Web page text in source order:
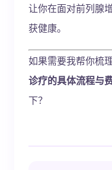
让你在面对前列腺
获健康。
如果需要我帮你梳
诊疗的具体流程与
下？